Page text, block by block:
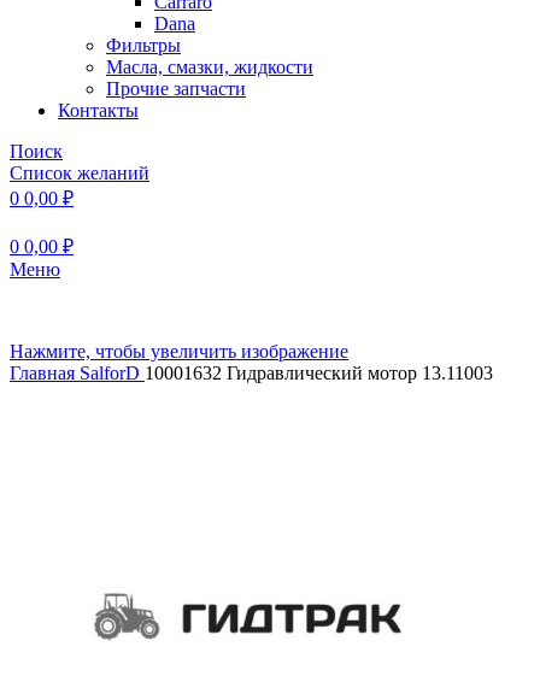
Dana
Фильтры
Масла, смазки, жидкости
Прочие запчасти
Контакты
Поиск
Список желаний
0 0,00 ₽
0 0,00 ₽
Меню
Нажмите, чтобы увеличить изображение
Главная SalforD 10001632 Гидравлический мотор 13.11003